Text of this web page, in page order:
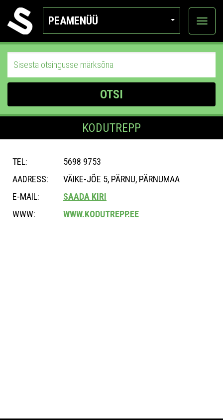
PEAMENÜÜ
Ava
OTSI
KODUTREPP
TEL:
5698 9753
AADRESS:
VÄIKE-JÕE 5, PÄRNU, PÄRNUMAA
E-MAIL:
SAADA KIRI
WWW:
WWW.KODUTREPP.EE